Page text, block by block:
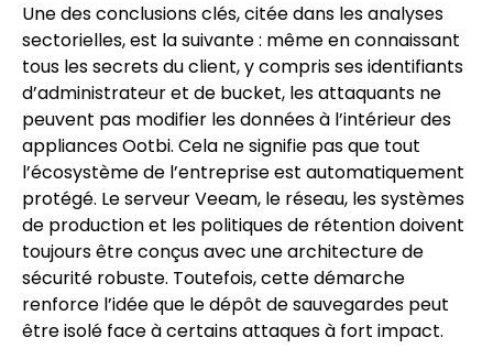
Une des conclusions clés, citée dans les analyses
sectorielles, est la suivante : même en connaissant
tous les secrets du client, y compris ses identifiants
d’administrateur et de bucket, les attaquants ne
peuvent pas modifier les données à l’intérieur des
appliances Ootbi. Cela ne signifie pas que tout
l’écosystème de l’entreprise est automatiquement
protégé. Le serveur Veeam, le réseau, les systèmes
de production et les politiques de rétention doivent
toujours être conçus avec une architecture de
sécurité robuste. Toutefois, cette démarche
renforce l’idée que le dépôt de sauvegardes peut
être isolé face à certains attaques à fort impact.